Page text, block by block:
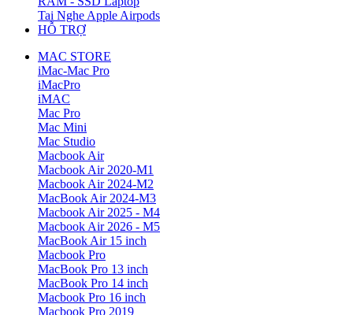
Tai Nghe Apple Airpods
HỖ TRỢ
MAC STORE
iMac-Mac Pro
iMacPro
iMAC
Mac Pro
Mac Mini
Mac Studio
Macbook Air
Macbook Air 2020-M1
Macbook Air 2024-M2
MacBook Air 2024-M3
Macbook Air 2025 - M4
Macbook Air 2026 - M5
MacBook Air 15 inch
Macbook Pro
MacBook Pro 13 inch
MacBook Pro 14 inch
Macbook Pro 16 inch
Macbook Pro 2019